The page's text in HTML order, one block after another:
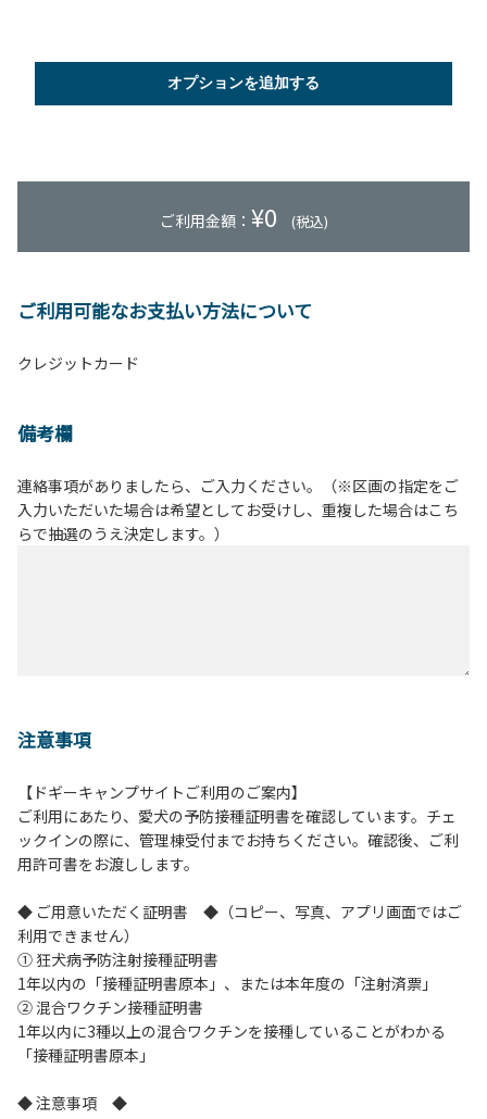
オプションを追加する
ご利用金額： ¥0 (税込)
ご利用可能なお支払い方法について
クレジットカード
備考欄
連絡事項がありましたら、ご入力ください。（※区画の指定をご
入力いただいた場合は希望としてお受けし、重複した場合はこち
らで抽選のうえ決定します。）
注意事項
【ドギーキャンプサイトご利用のご案内】
ご利用にあたり、愛犬の予防接種証明書を確認しています。チェ
ックインの際に、管理棟受付までお持ちください。確認後、ご利
用許可書をお渡しします。
◆ ご用意いただく証明書 ◆（コピー、写真、アプリ画面ではご
利用できません）
① 狂犬病予防注射接種証明書
1年以内の「接種証明書原本」、または本年度の「注射済票」
② 混合ワクチン接種証明書
1年以内に3種以上の混合ワクチンを接種していることがわかる
「接種証明書原本」
◆ 注意事項 ◆